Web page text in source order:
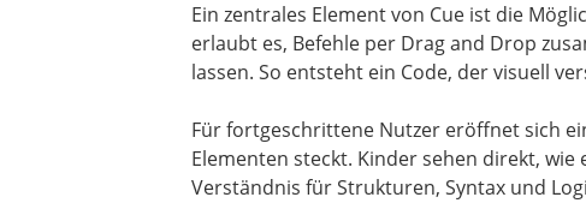
Ein zentrales Element von Cue ist die
erlaubt es, Befehle per Drag and Drop
lassen. So entsteht ein Code, der visuell
Für fortgeschrittene Nutzer eröffnet sich
Elementen steckt. Kinder sehen direkt,
Verständnis für Strukturen, Syntax und